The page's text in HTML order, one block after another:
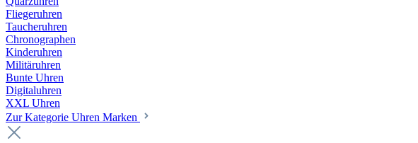
Fliegeruhren
Taucheruhren
Chronographen
Kinderuhren
Militäruhren
Bunte Uhren
Digitaluhren
XXL Uhren
Zur Kategorie Uhren Marken